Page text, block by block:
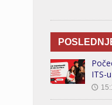
ITS-u
🕔